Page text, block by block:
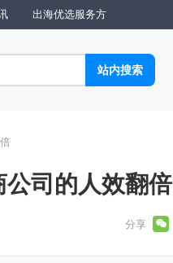
出海优选服务方
司的人效翻倍